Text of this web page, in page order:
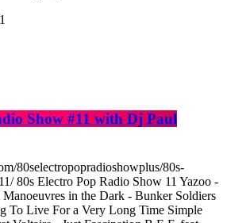
Show #11 with Dj Paul
80selectropopradioshowplus/80s-
80s Electro Pop Radio Show 11 Yazoo -
in the Dark - Bunker Soldiers
To Live For a Very Long Time Simple